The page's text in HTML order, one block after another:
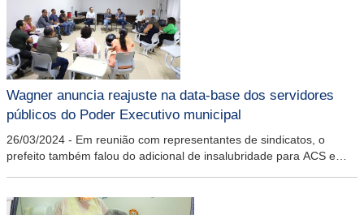
Wagner anuncia reajuste na data-base dos servidores
públicos do Poder Executivo municipal
26/03/2024 - Em reunião com representantes de sindicatos, o
prefeito também falou do adicional de insalubridade para ACS e